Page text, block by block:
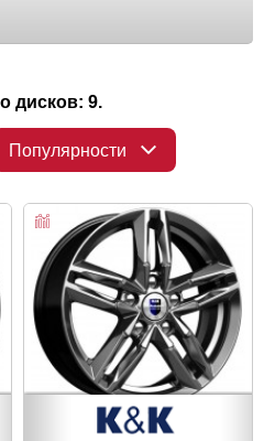
дисков: 9.
Популярности